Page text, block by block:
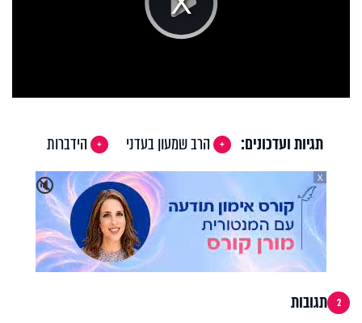
Play
Video
תגיות ועדכונים: הרב שמעון בעדני
הידברות
🔇
X
2 תגובות